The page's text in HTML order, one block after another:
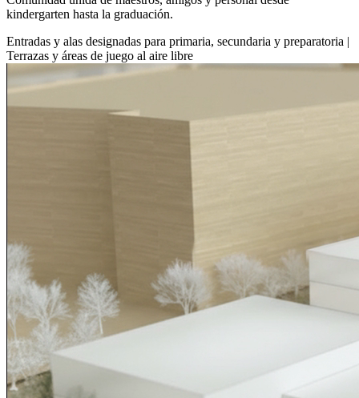
kindergarten hasta la graduación.
Entradas y alas designadas para primaria, secundaria y preparatoria |
Terrazas y áreas de juego al aire libre